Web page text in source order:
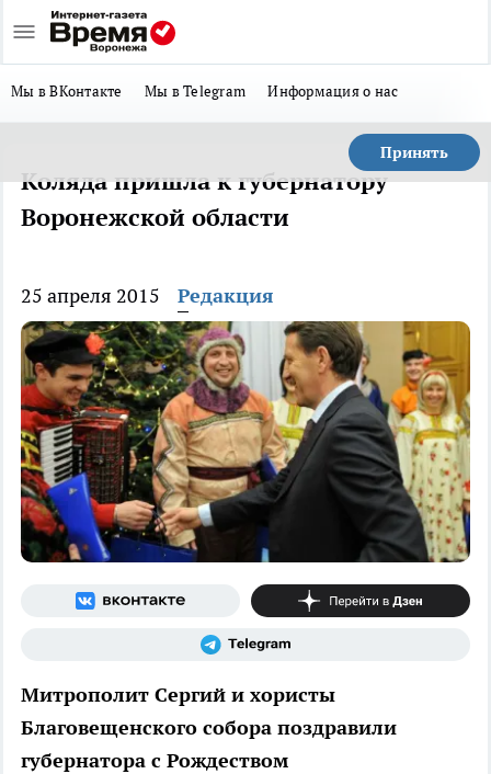
Мы в ВКонтакте Мы в Telegram Информация о нас
Принять
Коляда пришла к губернатору
Воронежской области
25 апреля 2015 Редакция
Митрополит Сергий и хористы
Благовещенского собора поздравили
губернатора с Рождеством